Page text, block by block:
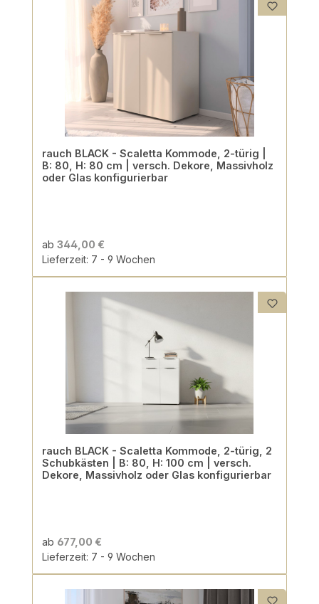
rauch BLACK - Scaletta Kommode, 2-türig |
B: 80, H: 80 cm | versch. Dekore, Massivholz
oder Glas konfigurierbar
ab 344,00 €
Lieferzeit: 7 - 9 Wochen
rauch BLACK - Scaletta Kommode, 2-türig, 2
Schubkästen | B: 80, H: 100 cm | versch.
Dekore, Massivholz oder Glas konfigurierbar
ab 677,00 €
Lieferzeit: 7 - 9 Wochen